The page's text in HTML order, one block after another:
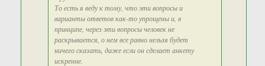
То есть я веду к тому, что эти вопросы и
варианты ответов как-то упрощены и, в
принципе, через эти вопросы человек не
раскрывается, о нем все равно нельзя будет
ничего сказать, даже если он сделает анкету
искренне.